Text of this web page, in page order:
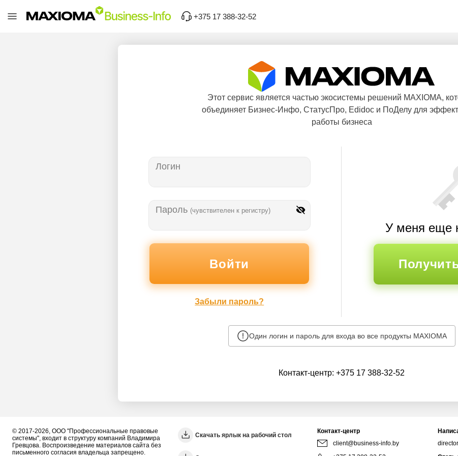
+375 17 388-32-52
Этот сервис является частью экосистемы решений MAXIOMA,
объединяет Бизнес-Инфо, СтатусПро, Edidoc и ПоДелу для
работы бизнеса
Логин
Пароль (чувствителен к регистру)
Забыли пароль?
У меня еще
Один логин и пароль для входа во все продукты MAXIOMA
Контакт-центр: +375 17 388-32-52
© 2017-2026, ООО "Профессиональные правовые
системы", входит в структуру компаний Владимира
Гревцова. Воспроизведение материалов сайта без
письменного согласия владельца запрещено.
Скачать ярлык на рабочий стол
Контакт-центр
client@business-info.by